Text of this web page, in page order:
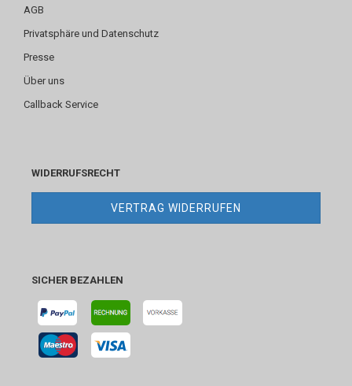
AGB
Privatsphäre und Datenschutz
Presse
Über uns
Callback Service
WIDERRUFSRECHT
VERTRAG WIDERRUFEN
SICHER BEZAHLEN